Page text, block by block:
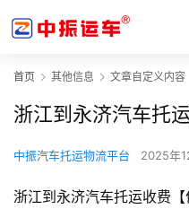
首页 其他信息 文章自定义内容
浙江到永济汽车托
中振汽车托运物流平台 2025年
浙江到永济汽车托运收费【